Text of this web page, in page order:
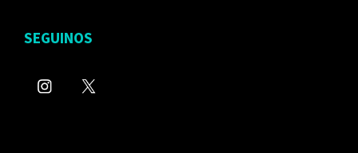
SEGUINOS